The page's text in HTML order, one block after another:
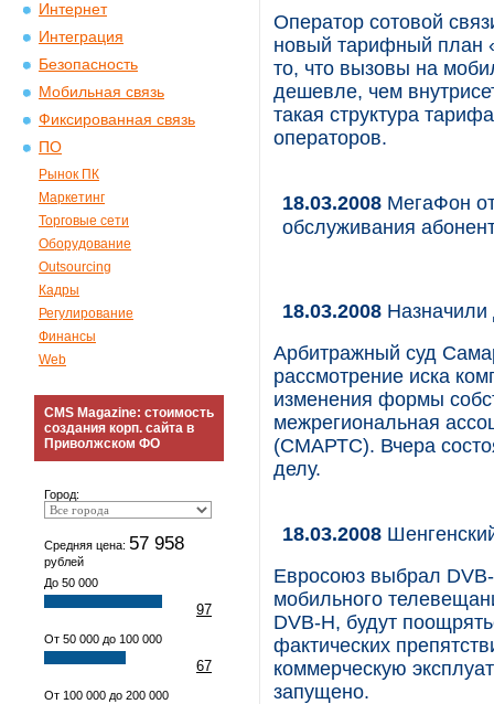
Интернет
Интеграция
Безопасность
Мобильная связь
Фиксированная связь
ПО
Рынок ПК
Маркетинг
Торговые сети
Оборудование
Outsourcing
Кадры
Регулирование
Финансы
Web
CMS Magazine: стоимость
создания корп. сайта в
Приволжском ФО
Город:
Средняя цена: 57 958
рублей
До 50 000
97
От 50 000 до 100 000
67
От 100 000 до 200 000
Оператор сотовой
новый тарифный план
то, что вызовы на
дешевле, чем
такая структура
операторов.
18.03.2008 МегаФон
обслуживания
18.03.2008 Назначили
Арбитражный суд
рассмотрение иска
изменения формы
межрегиональная
(СМАРТС). Вчера
делу.
18.03.2008
Евросоюз выбрал DVB-
мобильного
DVB-H, будут
фактических
коммерческую
запущено.